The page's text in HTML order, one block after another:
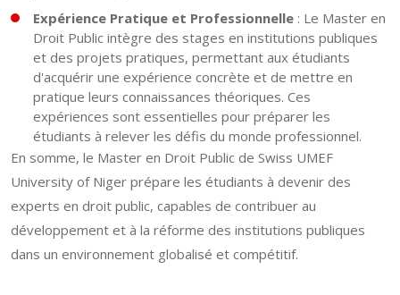
Expérience Pratique et Professionnelle : Le Master en
Droit Public intègre des stages en institutions publiques
et des projets pratiques, permettant aux étudiants
d'acquérir une expérience concrète et de mettre en
pratique leurs connaissances théoriques. Ces
expériences sont essentielles pour préparer les
étudiants à relever les défis du monde professionnel.
En somme, le Master en Droit Public de Swiss UMEF
University of Niger prépare les étudiants à devenir des
experts en droit public, capables de contribuer au
développement et à la réforme des institutions publiques
dans un environnement globalisé et compétitif.